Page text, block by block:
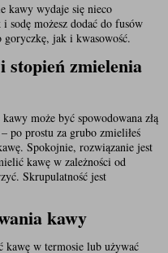
kawy wydaje się nieco
sodę możesz dodać do fusów
jak i kwasowość.
zmielenia
może być spowodowana złą
po prostu za grubo zmieliłeś
Spokojnie, rozwiązanie jest
kawę w zależności od
Skrupulatność jest
kawy
kawę w termosie lub używać